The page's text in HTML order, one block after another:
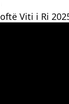
Viti i Ri